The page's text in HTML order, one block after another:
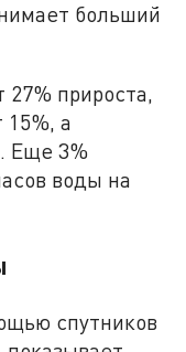
больший
прироста,
а
Еще 3%
воды на
спутников